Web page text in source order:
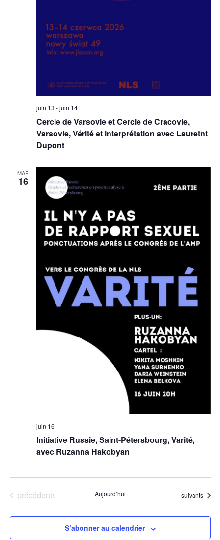
Cercle de Varsovie et Cercle de Cracovie,
Varsovie, Vérité et interprétation avec Lauretnt
Dupont
juin 13 -juin 14
MAR
16
Initiative Russie, Saint-Pétersbourg, Varité,
avec Ruzanna Hakobyan
juin 16
Évènements
précédents Aujourd’hui Évènements
suivants
S’abonner au calendrier